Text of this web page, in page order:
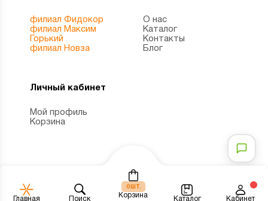
Главная Поиск
0шт.
Корзина
Каталог Кабинет
филиал Фидокор
филиал Максим
Горький
филиал Новза
О нас
Каталог
Контакты
Блог
Личный кабинет
Мой профиль
Корзина